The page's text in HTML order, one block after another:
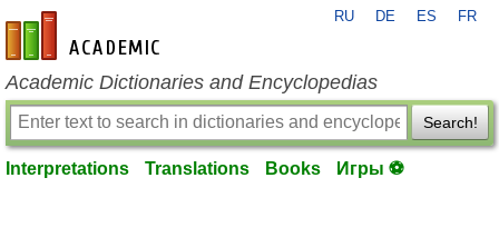
en-academic.com
RU DE ES FR
Academic Dictionaries and Encyclopedias
Search!
Interpretations Translations Books Игры ⚽